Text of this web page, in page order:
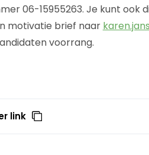
06-15955263. Je kunt ook
motivatie brief naar
voorrang.
link